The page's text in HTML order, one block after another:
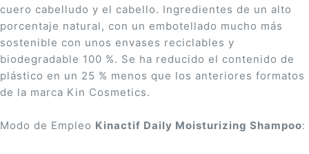
cuero cabelludo y el cabello. Ingredientes de un alto
porcentaje natural, con un embotellado mucho más
sostenible con unos envases reciclables y
biodegradable 100 %. Se ha reducido el contenido de
plástico en un 25 % menos que los anteriores formatos
de la marca Kin Cosmetics.
Modo de Empleo Kinactif Daily Moisturizing Shampoo: